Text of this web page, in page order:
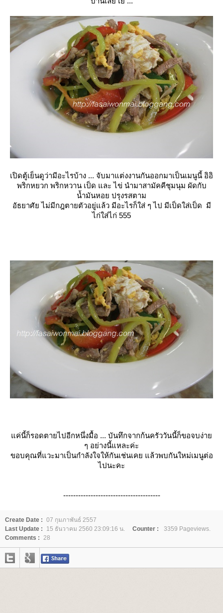
เปิดตู้เย็นดูว่ามีอะไรบ้าง ... จับมาแต่งงานกันออกมาเป็นเมนูนี้ อิอิ
พริกหยวก พริกหวาน เป็ด และ ไข่ นำมาสามัคคีชุมนุม ผัดกับ
น้ำมันหอย ปรุงรสตาม
อัธยาศัย ไม่มีกฎตายตัวอยู่แล้ว มีอะไรก็ใส่ ๆ ไป มีเป็ดใส่เป็ด มี
ไก่ใส่ไก่ 555
ค่นี้ก็รอดตายไปอีกหนึ่งมื้อ ... บันทึกจากก้นครัววันนี้ก็ขอจบง่า
ๆ อย่างนี้แหละค่ะ
ขอบคุณที่แวะมาเป็นกำลังใจให้กันเช่นเคย แล้วพบกันใหม่เมนูต่อ
ไปนะคะ
---------------------------------------
Create Date : 07 กุมภาพันธ์ 2557
Last Update :
15 ธันวาคม 2560 23:09:16 น. Counter :
3359 Pageviews.
Comments : 28